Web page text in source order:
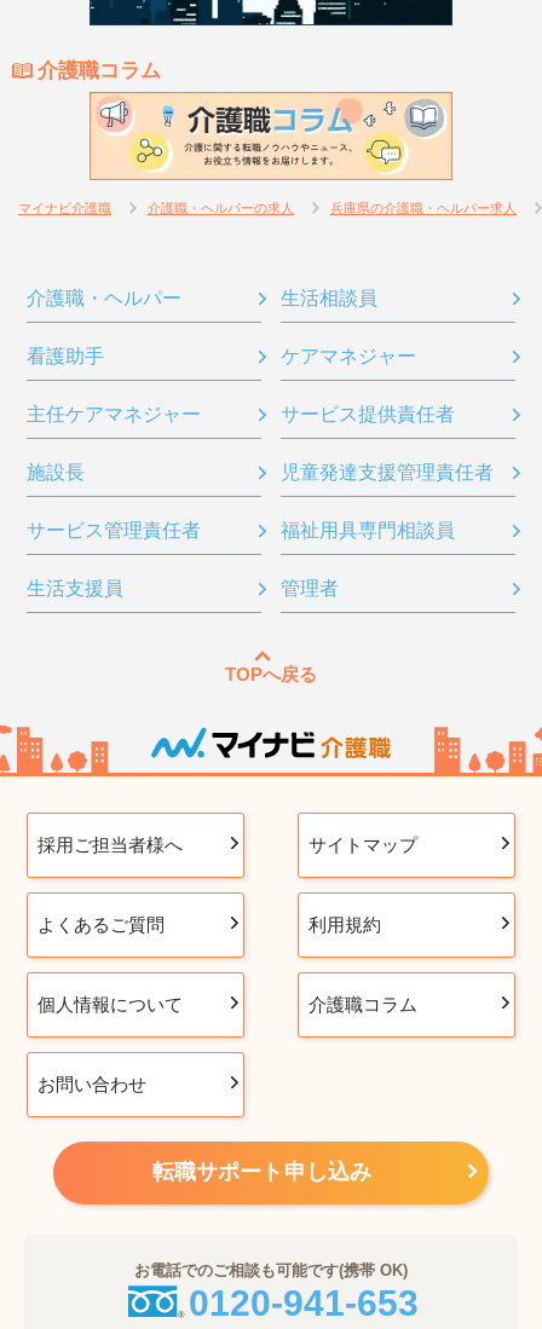
介護職コラム
マイナビ介護職 介護職・ヘルパーの求人 兵庫県の介護職・ヘルパー求人
介護職・ヘルパー 生活相談員
看護助手 ケアマネジャー
主任ケアマネジャー サービス提供責任者
施設長 児童発達支援管理責任者
サービス管理責任者 福祉用具専門相談員
生活支援員 管理者
TOPへ戻る
採用ご担当者様へ サイトマップ
よくあるご質問 利用規約
個人情報について 介護職コラム
お問い合わせ
転職サポート申し込み
お電話でのご相談も可能です(携帯 OK)
0120-941-653